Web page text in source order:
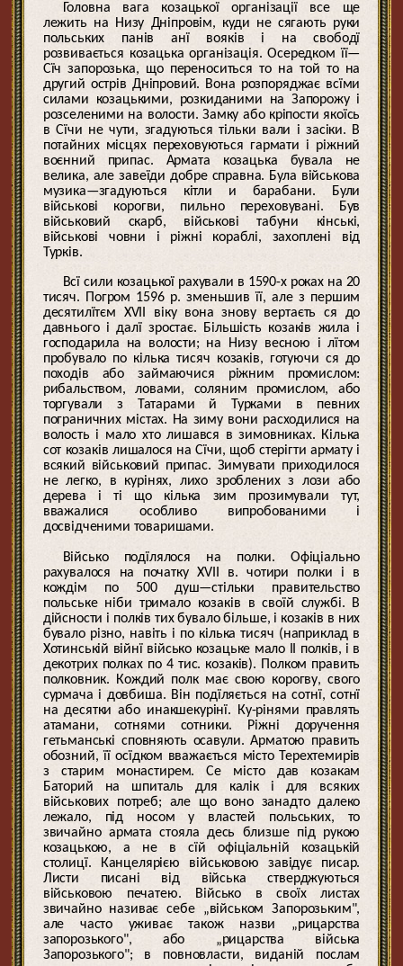
Головна вага козацької організації все ще
лежить на Низу Дніпровім, куди не сягають руки
польських панів анї вояків і на свободї
розвивається козацька організація. Осередком її—
Сїч запорозька, що переноситься то на той то на
другий острів Дніпровий. Вона розпоряджає всїми
силами козацькими, розкиданими на Запорожу і
розселеними на волости. Замку або кріпости якоїсь
в Сїчи не чути, згадуються тільки вали і засіки. В
потайних місцях переховуються гармати і ріжний
воєнний припас. Армата козацька бувала не
велика, але завеїди добре справна. Була військова
музика—згадуються кітли и барабани. Були
військові корогви, пильно переховувані. Був
військовий скарб, військові табуни кінські,
військові човни і ріжні кораблі, захоплені від
Турків.
Всї сили козацької рахували в 1590-х роках на 20
тисяч. Погром 1596 р. зменьшив її, але з першим
десятилїтєм XVII віку вона знову вертаєть ся до
давнього і далї зростає. Більшість козаків жила і
господарила на волости; на Низу весною і лїтом
пробувало по кілька тисяч козаків, готуючи ся до
походів або займаючися ріжним промислом:
рибальством, ловами, соляним промислом, або
торгували з Татарами й Турками в певних
пограничних містах. На зиму вони расходилися на
волость і мало хто лишався в зимовниках. Кілька
сот козаків лишалося на Сїчи, щоб стерігти армату і
всякий військовий припас. Зимувати приходилося
не легко, в курінях, лихо зроблених з лози або
дерева і ті що кілька зим прозимували тут,
вважалися особливо випробованими і
досвідченими товаришами.
Військо подїлялося на полки. Офіціально
рахувалося на початку XVII в. чотири полки і в
кождім по 500 душ—стільки правительство
польське ніби тримало козаків в своїй службі. В
дійсности і полків тих бувало більше, і козаків в них
бувало різно, навіть і по кілька тисяч (наприклад в
Хотинській війнї військо козацьке мало II полків, і в
декотрих полках по 4 тис. козаків). Полком править
полковник. Кождий полк має свою корогву, свого
сурмача і довбиша. Він подїляється на сотнї, сотнї
на десятки або инакшекурінї. Ку-рінями правлять
атамани, сотнями сотники. Ріжні доручення
гетьманські сповняють осавули. Арматою править
обозний, її осїдком вважається місто Терехтемирів
з старим монастирем. Се місто дав козакам
Баторий на шпиталь для калік і для всяких
військових потреб; але що воно занадто далеко
лежало, під носом у властей польських, то
звичайно армата стояла десь близше під рукою
козацькою, а не в сїй офіціальній козацькій
столицї. Канцелярією військовою завідує писар.
Листи писані від війська стверджуються
військовою печатею. Військо в своїх листах
звичайно називає себе „військом Запорозьким",
але часто уживає також назви „рицарства
запорозького", або „рицарства війська
Запорозького"; в повновласти, виданій послам